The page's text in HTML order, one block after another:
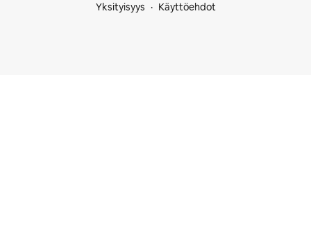
Yksityisyys
Käyttöehdot